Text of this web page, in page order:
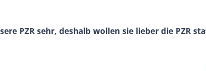
PZR sehr, deshalb wollen sie lieber die PZR